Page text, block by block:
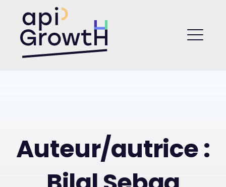
contentAPI Growth
Auteur/autrice :